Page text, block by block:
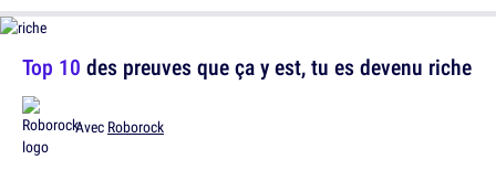
Top 10 des preuves que ça y est, tu es devenu riche
Avec Roborock